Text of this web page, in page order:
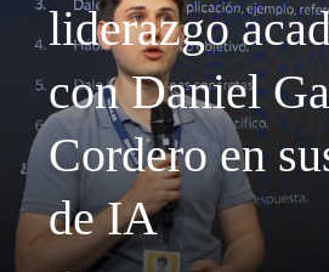
liderazgo
con Daniel
Cordero en
de IA